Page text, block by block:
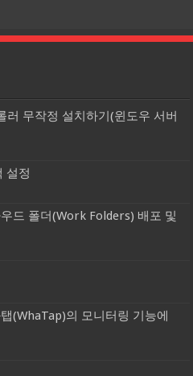
무작정 설치하기(윈도우 서버
설정
드 폴더(Work Folders) 배포 및
(WhaTap)의 모니터링 기능에